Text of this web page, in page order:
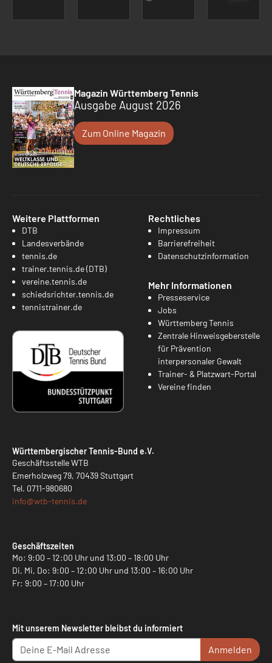
Magazin Württemberg Tennis
Ausgabe August 2026
Zum Online Magazin
Weitere Plattformen
DTB
Landesverbände
tennis.de
trainer.tennis.de (DTB)
vereine.tennis.de
schiedsrichter.tennis.de
tennistrainer.de
Rechtliches
Impressum
Barrierefreiheit
Datenschutzinformation
Mehr Informationen
Presseservice
Jobs
Württemberg Tennis
Zentrale Hinweisgeberstelle
für Prävention
interpersonaler Gewalt
Trainer- & Platzwart-Portal
Vereine finden
Württembergischer Tennis-Bund e.V.
Geschäftsstelle WTB
Emerholzweg 79, 70439 Stuttgart
Tel. 0711-980680
info@wtb-tennis.de
Geschäftszeiten
Mo: 9:00 – 12:00 Uhr und 13:00 – 18:00 Uhr
Di, Mi, Do: 9:00 – 12:00 Uhr und 13:00 – 16:00 Uhr
Fr: 9:00 – 17:00 Uhr
Mit unserem Newsletter bleibst du informiert
Anmelden